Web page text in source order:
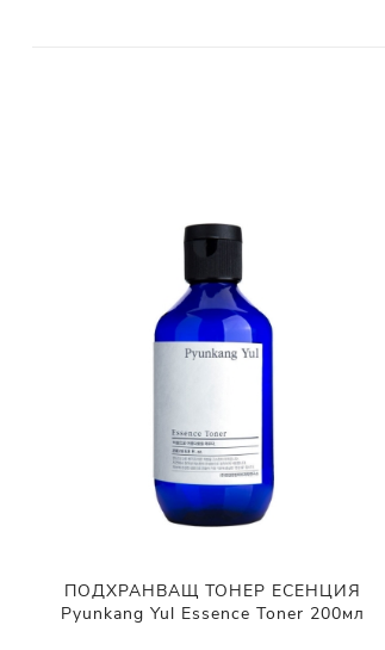
ПОДХРАНВАЩ ТОНЕР ЕСЕНЦИЯ
Pyunkang Yul Essence Toner 200мл